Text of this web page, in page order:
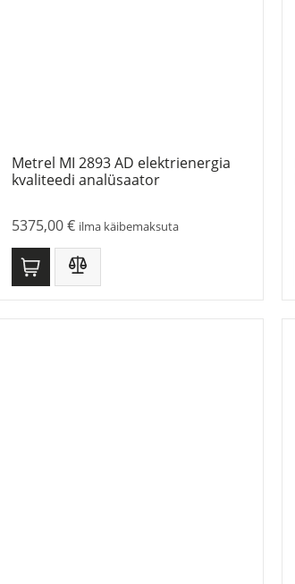
Metrel MI 2893 AD elektrienergia
kvaliteedi analüsaator
5375,00€ ilma käibemaksuta